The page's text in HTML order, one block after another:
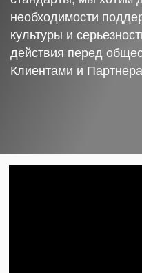
необходимости
культуры и
действия перед
Клиентами и